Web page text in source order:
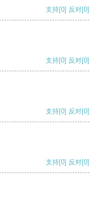
支持[0] 反对[0]
支持[0] 反对[0]
支持[0] 反对[0]
支持[0] 反对[0]